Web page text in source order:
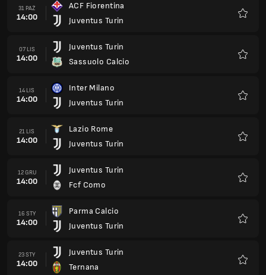
31 PAŹ
14:00
ACF Fiorentina
Juventus Turin
07 LIS
14:00
Juventus Turin
Sassuolo Calcio
14 LIS
14:00
Inter Milano
Juventus Turin
21 LIS
14:00
Lazio Rome
Juventus Turin
12 GRU
14:00
Juventus Turin
Fcf Como
16 STY
14:00
Parma Calcio
Juventus Turin
23 STY
14:00
Juventus Turin
Ternana